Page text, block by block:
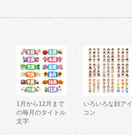
1月から12月まで
の毎月のタイトル
文字
いろいろな顔アイ
コン